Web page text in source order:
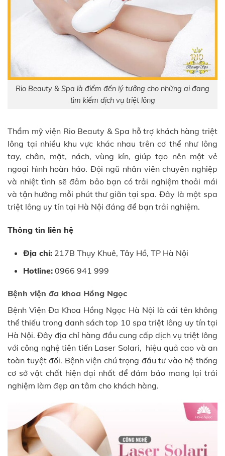
Rio Beauty & Spa là điểm đến lý tưởng cho những ai đang
tìm kiếm dịch vụ triệt lông
Thẩm mỹ viện Rio Beauty & Spa hỗ trợ khách hàng triệt
lông tại nhiều khu vực khác nhau trên cơ thể như lông
tay, chân, mặt, nách, vùng kín, giúp tạo nên một vẻ
ngoại hình hoàn hảo. Đội ngũ nhân viên chuyên nghiệp
và nhiệt tình sẽ đảm bảo bạn có trải nghiệm thoải mái
và tận hưởng mỗi phút thư giãn tại spa. Đây là một spa
triệt lông uy tín tại Hà Nội đáng để bạn trải nghiệm.
Thông tin liên hệ
Địa chỉ:217B Thụy Khuê, Tây Hồ, TP Hà Nội
Hotline:0966 941 999
Bệnh viện đa khoa Hồng Ngọc
Bệnh Viện Đa Khoa Hồng Ngọc Hà Nội là cái tên không
thể thiếu trong danh sách top 10 spa triệt lông uy tín tại
Hà Nội. Đây địa chỉ hàng đầu cung cấp dịch vụ triệt lông
với công nghệ tiên tiến Laser Solari, hiệu quả cao và an
toàn tuyệt đối. Bệnh viện chú trọng đầu tư vào hệ thống
cơ sở vật chất hiện đại nhất để đảm bảo mang lại trải
nghiệm làm đẹp an tâm cho khách hàng.